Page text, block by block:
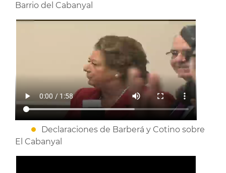
Barrio del Cabanyal
Declaraciones de Barberá y Cotino sobre
El Cabanyal